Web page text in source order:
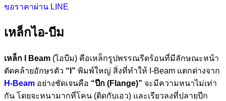
ขอราคาผ่าน LINE
เหล็กไอ-บีม
เหล็ก I Beam (ไอบีม) คือเหล็กรูปพรรณรีดร้อนที่มีลักษณะหน้า
ตัดคล้ายอักษรตัว “I” พิมพ์ใหญ่ สิ่งที่ทำให้ I-Beam แตกต่างจาก
H-Beam อย่างชัดเจนคือ “ปีก (Flange)” จะมีความหนาไม่เท่า
กัน โดยจะหนามากที่โคน (ติดกับเอว) และเรียวลงที่ปลายปีก